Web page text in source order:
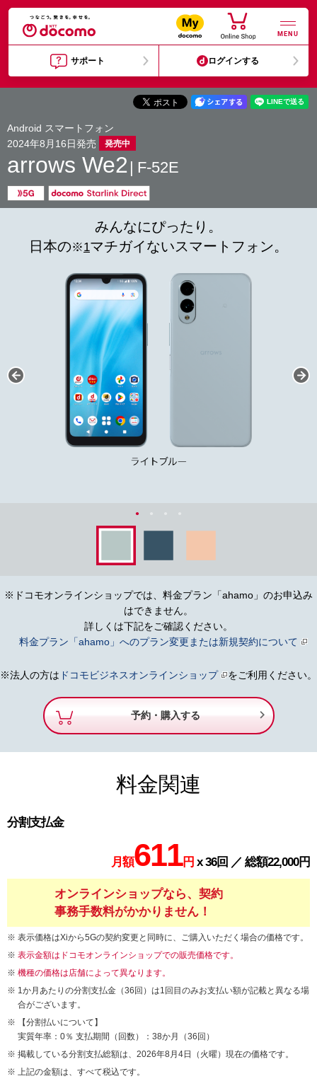
MENU
サポート ログインする
Android スマートフォン
2024年8月16日発売
発売中
arrows We2 F-52E
みんなにぴったり。
日本の※1マチガイないスマートフォン。
※ドコモオンラインショップでは、料金プラン「ahamo」のお申込み
はできません。
詳しくは下記をご確認ください。
料金プラン「ahamo」へのプラン変更または新規契約について
※法人の方は ドコモビジネスオンラインショップ をご利用ください。
予約・購入する 
料金関連
分割支払金
月額611円 x 36回 ／ 総額22,000円
オンラインショップなら、契約
事務手数料がかかりません！
表示価格はXiから5Gの契約変更と同時に、ご購入いただく場合の価格です。
表示金額はドコモオンラインショップでの販売価格です。
機種の価格は店舗によって異なります。
1か月あたりの分割支払金（36回）は1回目のみお支払い額が記載と異なる場
合がございます。
【分割払いについて】
実質年率：0％ 支払期間（回数）：38か月（36回）
掲載している分割支払総額は、2026年8月4日（火曜）現在の価格です。
上記の金額は、すべて税込です。